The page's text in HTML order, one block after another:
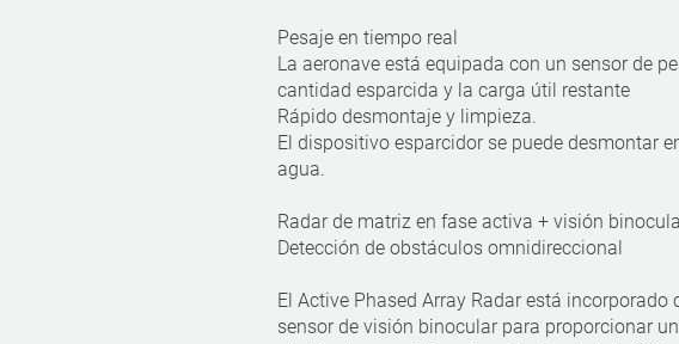
Pesaje en tiempo real
La aeronave está equipada con un sensor de
cantidad esparcida y la carga útil restante
Rápido desmontaje y limpieza.
El dispositivo esparcidor se puede desmontar
agua.
Radar de matriz en fase activa + visión
Detección de obstáculos omnidireccional
El Active Phased Array Radar está incorporado
sensor de visión binocular para proporcionar